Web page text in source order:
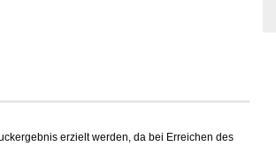
erzielt werden, da bei Erreichen des